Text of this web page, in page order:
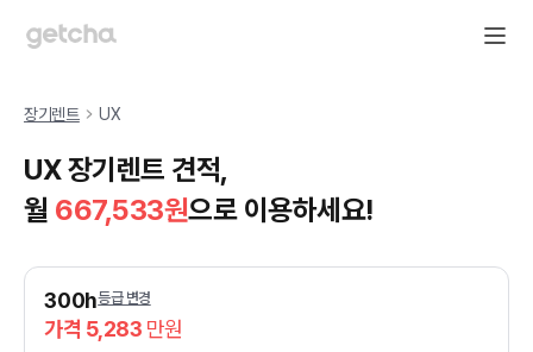
장기렌트 UX
UX 장기렌트 견적,
월 667,533원으로 이용하세요!
300h등급 변경
가격 5,283 만원